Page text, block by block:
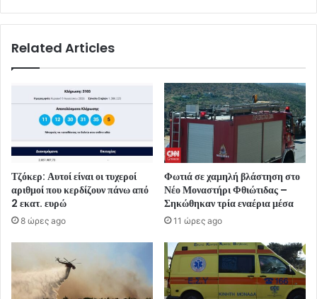
Related Articles
Τζόκερ: Αυτοί είναι οι τυχεροί
αριθμοί που κερδίζουν πάνω από
2 εκατ. ευρώ
8 ώρες ago
Φωτιά σε χαμηλή βλάστηση στο
Νέο Μοναστήρι Φθιώτιδας –
Σηκώθηκαν τρία εναέρια μέσα
11 ώρες ago